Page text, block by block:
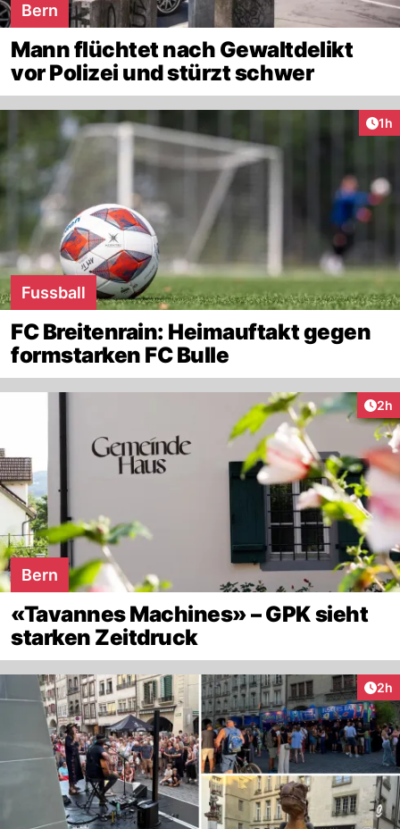
Bern
Mann flüchtet nach Gewaltdelikt
vor Polizei und stürzt schwer
1h
Fussball
FC Breitenrain: Heimauftakt gegen
formstarken FC Bulle
2h
Bern
«Tavannes Machines» – GPK sieht
starken Zeitdruck
2h